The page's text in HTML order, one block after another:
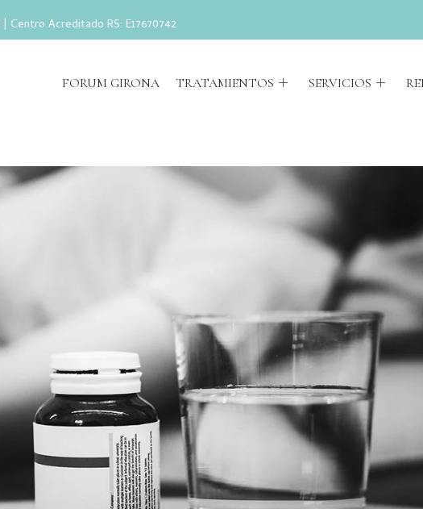
| Centro Acreditado RS: E17670742
FORUM GIRONA TRATAMIENTOS SERVICIOS